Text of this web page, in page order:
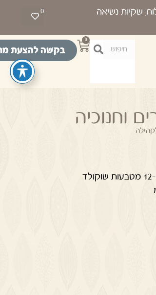
0
0
בקשה להצעת
וחנוכיה